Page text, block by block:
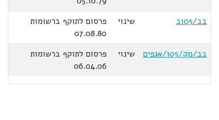
בב/105ב
שינוי
פרסום לתוקף ברשומות
07.08.80
בב/מק/105/אגפים
שינוי
פרסום לתוקף ברשומות
06.04.06